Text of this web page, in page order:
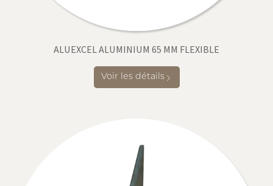
ALUEXCEL ALUMINIUM 65 MM FLEXIBLE
Voir les détails